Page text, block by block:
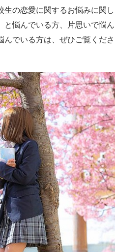
の恋愛に関するお悩みに関し
と悩んでいる方、片思いで悩ん
でいる方は、ぜひご覧くださ